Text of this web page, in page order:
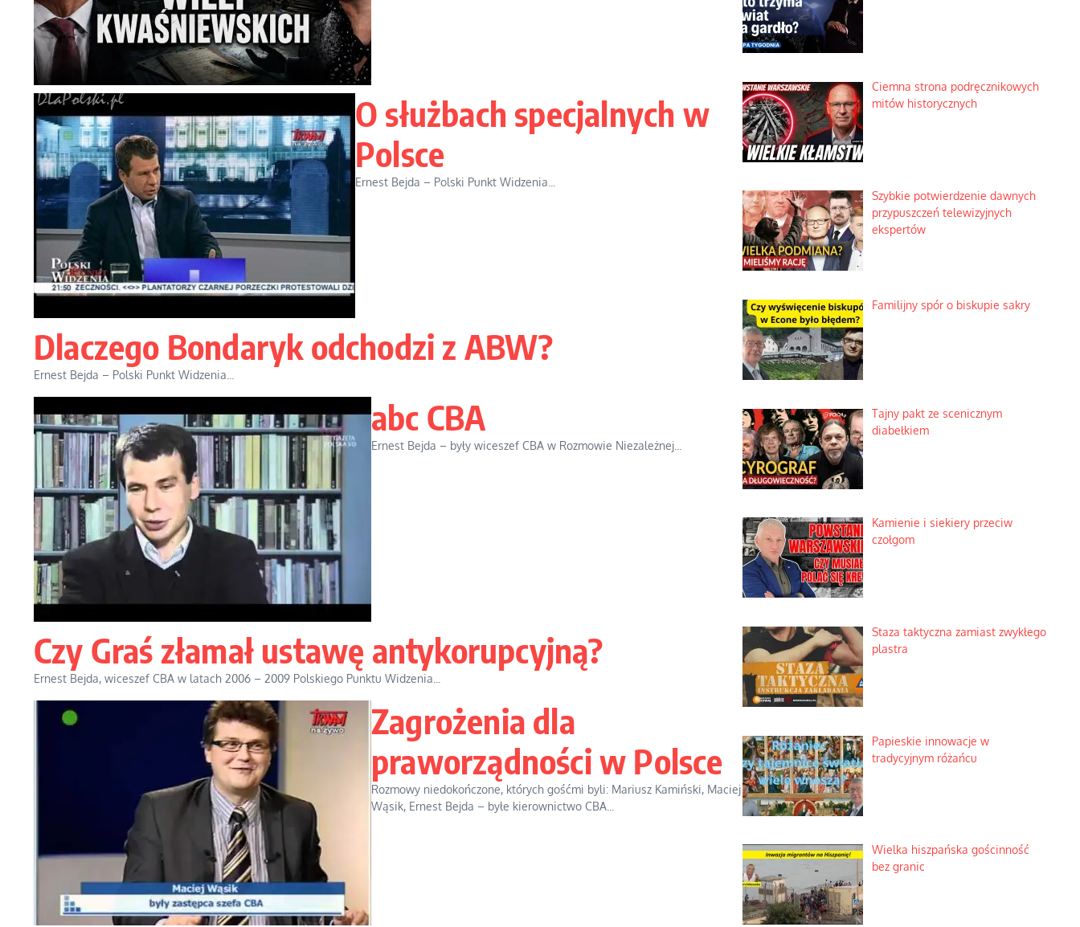
O służbach specjalnych w
Polsce
Ernest Bejda – Polski Punkt Widzenia...
Dlaczego Bondaryk odchodzi z ABW?
Ernest Bejda – Polski Punkt Widzenia...
abc CBA
Ernest Bejda – były wiceszef CBA w Rozmowie Niezależnej...
Czy Graś złamał ustawę antykorupcyjną?
Ernest Bejda, wiceszef CBA w latach 2006 – 2009 Polskiego Punktu Widzenia...
Zagrożenia dla
praworządności w Polsce
Rozmowy niedokończone, których gośćmi byli: Mariusz Kamiński, Maciej
Wąsik, Ernest Bejda – byłe kierownictwo CBA...
Ciemna strona podręcznikowych
mitów historycznych
Szybkie potwierdzenie dawnych
przypuszczeń telewizyjnych
ekspertów
Familijny spór o biskupie sakry
Tajny pakt ze scenicznym
diabełkiem
Kamienie i siekiery przeciw
czołgom
Staza taktyczna zamiast zwykłego
plastra
Papieskie innowacje w
tradycyjnym różańcu
Wielka hiszpańska gościnność
bez granic